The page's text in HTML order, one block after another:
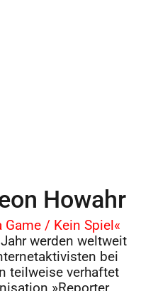
Howahr
Game / Kein Spiel«
werden weltweit
bei
teilweise verhaftet